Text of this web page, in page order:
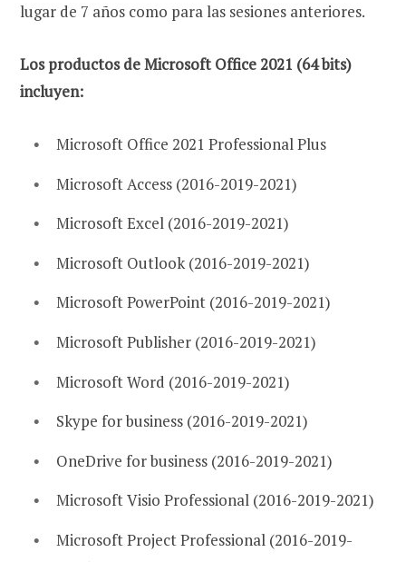
lugar de 7 años como para las sesiones anteriores.
Los productos de Microsoft Office 2021 (64 bits)
incluyen:
Microsoft Office 2021 Professional Plus
Microsoft Access (2016-2019-2021)
Microsoft Excel (2016-2019-2021)
Microsoft Outlook (2016-2019-2021)
Microsoft PowerPoint (2016-2019-2021)
Microsoft Publisher (2016-2019-2021)
Microsoft Word (2016-2019-2021)
Skype for business (2016-2019-2021)
OneDrive for business (2016-2019-2021)
Microsoft Visio Professional (2016-2019-2021)
Microsoft Project Professional (2016-2019-